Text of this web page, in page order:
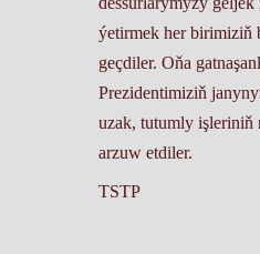
ýetirmek her birimiziň
geçdiler. Oňa
Prezidentimiziň
uzak, tutumly işleriniň
arzuw etdiler.
TSTP